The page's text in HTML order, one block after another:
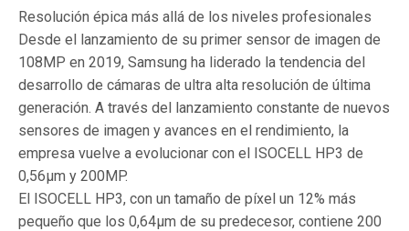
Resolución épica más allá de los niveles profesionales
Desde el lanzamiento de su primer sensor de imagen de
108MP en 2019, Samsung ha liderado la tendencia del
desarrollo de cámaras de ultra alta resolución de última
generación. A través del lanzamiento constante de nuevos
sensores de imagen y avances en el rendimiento, la
empresa vuelve a evolucionar con el ISOCELL HP3 de
0,56μm y 200MP.
El ISOCELL HP3, con un tamaño de píxel un 12% más
pequeño que los 0,64μm de su predecesor, contiene 200